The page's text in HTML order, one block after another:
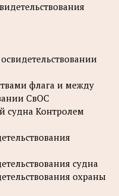
флага и между
СвОС
судна Контролем
судна
охраны